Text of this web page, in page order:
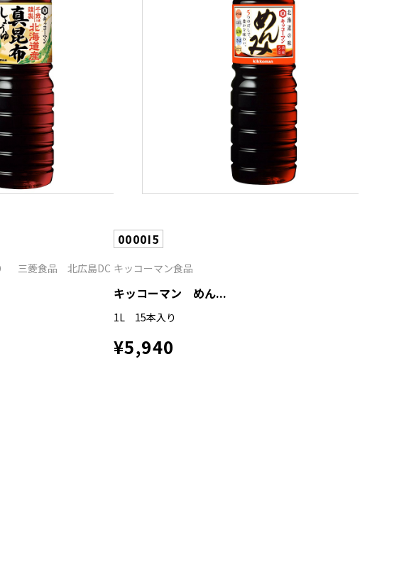
） 三菱食品 北広島DC
0000I5
キッコーマン食品
キッコーマン めん...
1L 15本入り
¥5,940